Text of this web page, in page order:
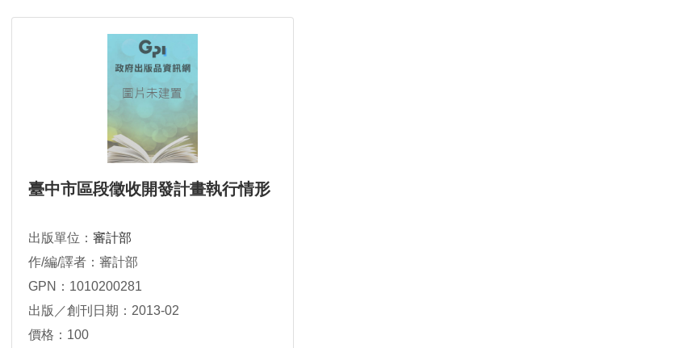
臺中市區段徵收開發計畫執行情形
出版單位： 審計部
作/編/譯者：審計部
GPN：1010200281
出版／創刊日期：2013-02
價格：100